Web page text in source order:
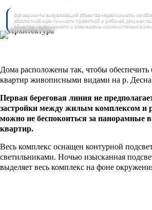
Все варианты визуализаций объектов недвижимости не
абсолютной идентичности проектной и рабочей
объектов недвижимости и размещены исключительно в
Дома расположены так, чтобы обеспечить
квартир живописными видами на р.
Первая береговая линия не
застройки между жилым комплексом и
можно не беспокоиться за панорамные
квартир.
Весь комплекс оснащен контурной
светильниками. Ночью изысканная
выделяет весь комплекс на фоне